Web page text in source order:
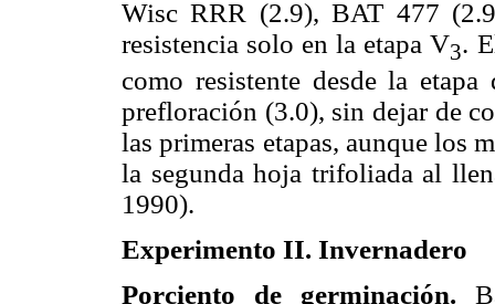
Wisc RRR (2.9), BAT 477
resistencia solo en la etapa V3.
como resistente desde la
prefloración (3.0), sin dejar de
las primeras etapas, aunque los
la segunda hoja trifoliada al
1990).
Experimento II. Invernadero
Porciento de germinación.